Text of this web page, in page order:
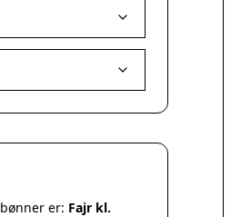
er: Fajr kl.